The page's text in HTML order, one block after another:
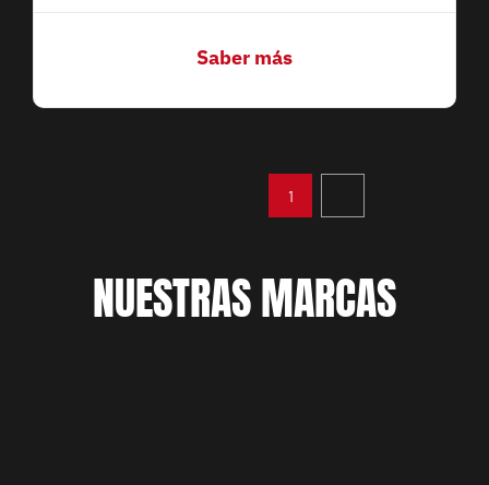
Saber más
1
NUESTRAS MARCAS